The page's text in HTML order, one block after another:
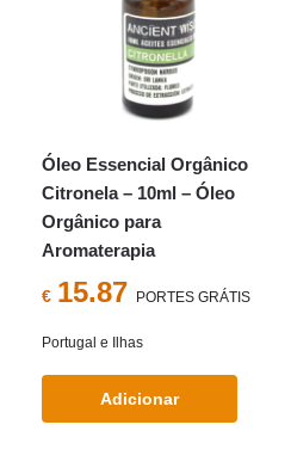
Óleo Essencial Orgânico
Citronela – 10ml – Óleo
Orgânico para
Aromaterapia
€ 15.87 PORTES GRÁTIS
Portugal e Ilhas
Adicionar